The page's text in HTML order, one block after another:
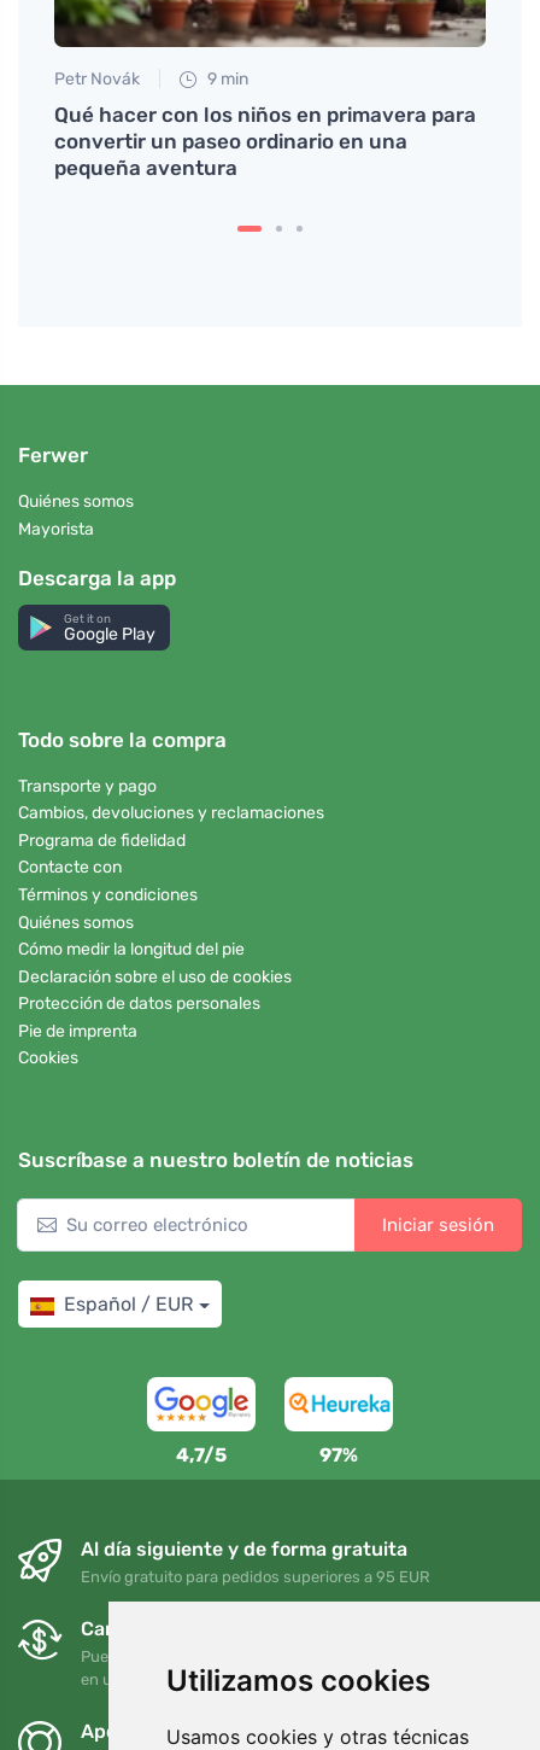
Utilizamos cookies
Usamos cookies y otras técnicas
Petr Novák 9 min
Qué hacer con los niños en primavera para
convertir un paseo ordinario en una
pequeña aventura
Ferwer
Quiénes somos
Mayorista
Descarga la app
Get it on
Google Play
Todo sobre la compra
Transporte y pago
Cambios, devoluciones y reclamaciones
Programa de fidelidad
Contacte con
Términos y condiciones
Quiénes somos
Cómo medir la longitud del pie
Declaración sobre el uso de cookies
Protección de datos personales
Pie de imprenta
Cookies
Suscríbase a nuestro boletín de noticias
Iniciar sesión
Español / EUR
4,7/5 97%
Al día siguiente y de forma gratuita
Envío gratuito para pedidos superiores a 95 EUR
Cambios y devoluciones gratuitos
Puede devolver o cambiar su pedido en cualquier momento
en un plazo de 90 días
Apoyamos a Trees.org